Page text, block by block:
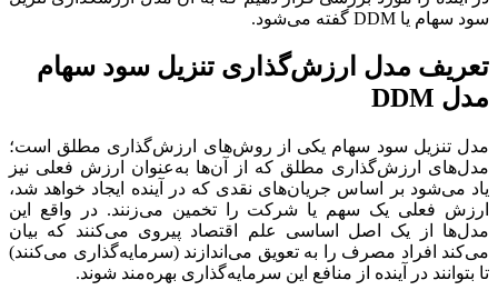
سود سهام یا DDM گفته می‌شود.
تعریف مدل ارزش‌گذاری تنزیل سود سهام
مدل DDM
مدل تنزیل سود سهام یکی از روش‌های ارزش‌گذاری مطلق است؛
مدل‌های ارزش‌گذاری مطلق که از آن‌ها به‌عنوان ارزش فعلی نیز
یاد می‌شود بر اساس جریان‌های نقدی که در آینده ایجاد خواهد شد،
ارزش فعلی یک سهم یا شرکت را تخمین می‌زنند. در واقع این
مدل‌ها از یک اصل اساسی علم اقتصاد پیروی می‌کنند که بیان
می‌کند افراد مصرف را به تعویق می‌اندازند (سرمایه‌گذاری می‌کنند)
تا بتوانند در آینده از منافع این سرمایه‌گذاری بهره‌مند شوند.